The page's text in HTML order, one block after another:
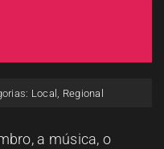
Local Regional
a música, o